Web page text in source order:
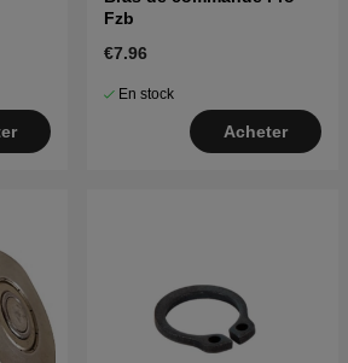
Fzb
€7.96
En stock
Acheter